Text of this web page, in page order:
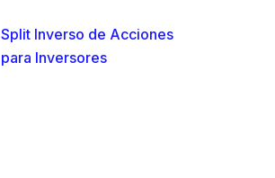
Split Inverso de Acciones
para Inversores